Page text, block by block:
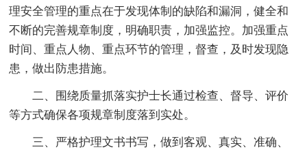
理安全管理的重点在于发现体制的缺陷和漏洞，健全和
不断的完善规章制度，明确职责，加强监控。加强重点
时间、重点人物、重点环节的管理，督查，及时发现隐
患，做出防患措施。
二、围绕质量抓落实护士长通过检查、督导、评价
等方式确保各项规章制度落到实处。
三、严格护理文书书写，做到客观、真实、准确、